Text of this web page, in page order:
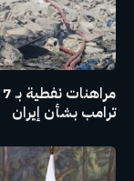
ترامب بشأن إيران